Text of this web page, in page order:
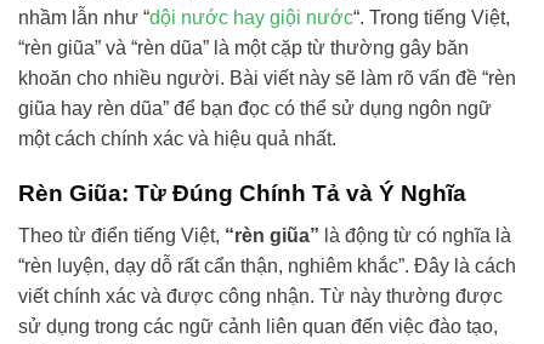
nhầm lẫn như “dội nước hay giội nước“. Trong tiếng Việt,
“rèn giũa” và “rèn dũa” là một cặp từ thường gây băn
khoăn cho nhiều người. Bài viết này sẽ làm rõ vấn đề “rèn
giũa hay rèn dũa” để bạn đọc có thể sử dụng ngôn ngữ
một cách chính xác và hiệu quả nhất.
Rèn Giũa: Từ Đúng Chính Tả và Ý Nghĩa
Theo từ điển tiếng Việt, “rèn giũa” là động từ có nghĩa là
“rèn luyện, dạy dỗ rất cẩn thận, nghiêm khắc”. Đây là cách
viết chính xác và được công nhận. Từ này thường được
sử dụng trong các ngữ cảnh liên quan đến việc đào tạo,